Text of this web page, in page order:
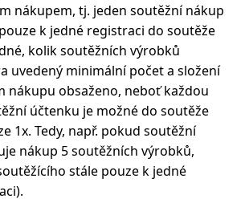
nákupem, tj. jeden soutěžní nákup
k jedné registraci do soutěže
kolik soutěžních výrobků
uvedený minimální počet a složení
nákupu obsaženo, neboť každou
účtenku je možné do soutěže
1x. Tedy, např. pokud soutěžní
nákup 5 soutěžních výrobků,
stále pouze k jedné